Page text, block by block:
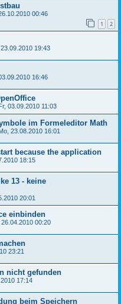
00:46
1 2
19:43
16:46
03.09.2010 11:03
im Formeleditor Math
23.08.2010 16:01
because the application
18:15
13 - keine
20:01
einbinden
26.04.2010 00:20
23:21
nicht gefunden
17:14
beim Speichern